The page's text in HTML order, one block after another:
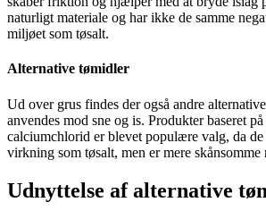
naturligt materiale og har ikke de samme
miljøet som tøsalt.
Alternative tømidler
Ud over grus findes der også andre
anvendes mod sne og is. Produkter baseret
calciumchlorid er blevet populære valg, da de
virkning som tøsalt, men er mere
Udnyttelse af alternative